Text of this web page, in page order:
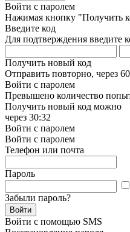
Войти с паролем
Нажимая кнопку "Получить
Введите код
Для подтверждения введите
Получить новый код
Отправить повторно, через
Войти с паролем
Превышено количество
Получить новый код можно
через 30:32
Войти с паролем
Войти с паролем
Телефон или почта
Пароль
Забыли пароль?
Войти
Войти с помощью SMS